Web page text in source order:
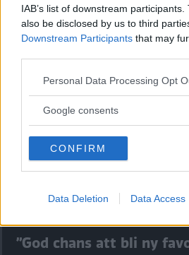
IAB’s list of downstream
also be disclosed by us to third
Downstream Participants that may
Please note that this website/app
not limited to your visit or usage
use your data for below specified
consent section.
Personal Data Processing Opt
Google consents
CONFIRM
Data Deletion Data Access
Kia utmanar i
av ”gamlingen”
”God chans att bli ny